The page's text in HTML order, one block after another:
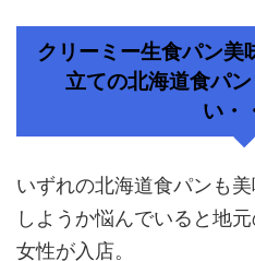
クリーミー生食パン美
立ての北海道食パ
い・
いずれの北海道食パンも
しようか悩んでいると地
女性が入店。